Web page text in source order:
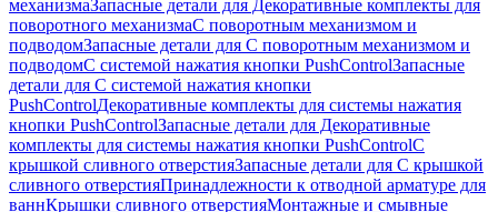
механизмаЗапасные детали для Декоративные комплекты для
поворотного механизмаС поворотным механизмом и
подводомЗапасные детали для С поворотным механизмом и
подводомС системой нажатия кнопки PushControlЗапасные
детали для С системой нажатия кнопки
PushControlДекоративные комплекты для системы нажатия
кнопки PushControlЗапасные детали для Декоративные
комплекты для системы нажатия кнопки PushControlС
крышкой сливного отверстияЗапасные детали для С крышкой
сливного отверстияПринадлежности к отводной арматуре для
ваннКрышки сливного отверстияМонтажные и смывные